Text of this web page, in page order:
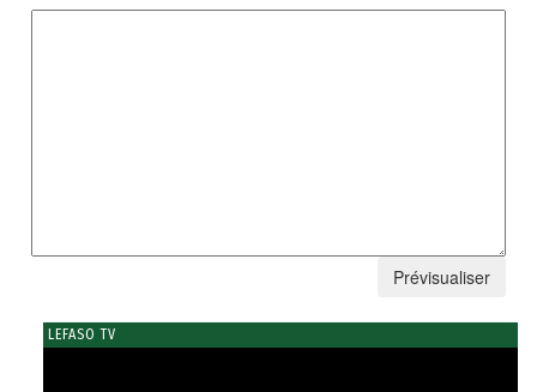
LEFASO TV